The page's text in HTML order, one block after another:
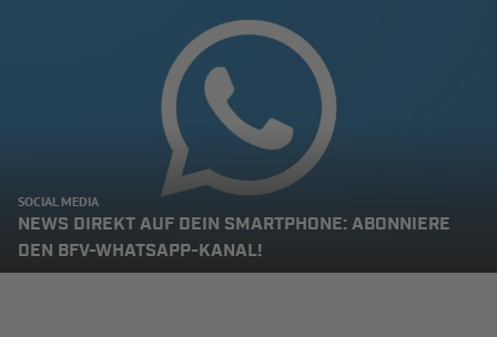
SOCIAL MEDIA
NEWS DIREKT AUF DEIN SMARTPHONE: ABONNIERE
DEN BFV-WHATSAPP-KANAL!